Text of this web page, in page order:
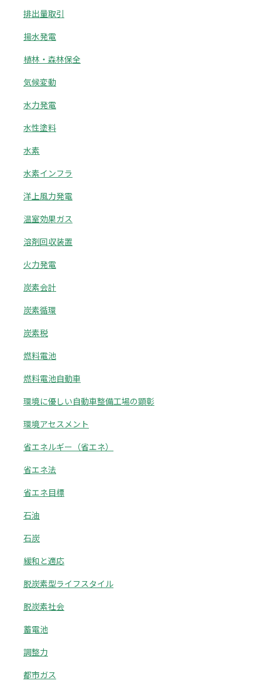
排出量取引
揚水発電
植林・森林保全
気候変動
水力発電
水性塗料
水素
水素インフラ
洋上風力発電
温室効果ガス
溶剤回収装置
火力発電
炭素会計
炭素循環
炭素税
燃料電池
燃料電池自動車
環境に優しい自動車整備工場の顕彰
環境アセスメント
省エネルギー（省エネ）
省エネ法
省エネ目標
石油
石炭
緩和と適応
脱炭素型ライフスタイル
脱炭素社会
蓄電池
調整力
都市ガス